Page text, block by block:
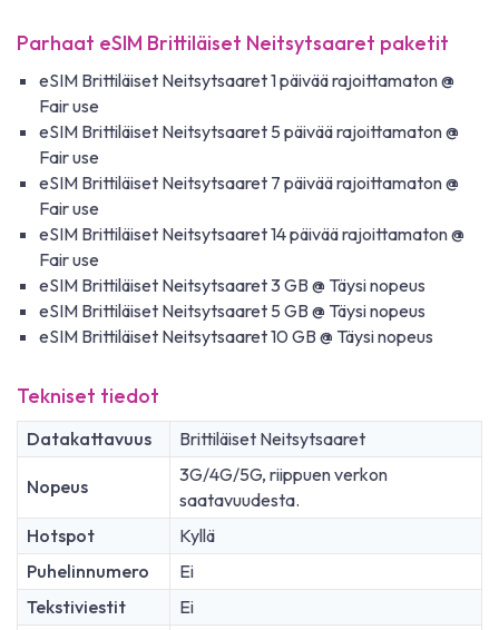
Parhaat eSIM Brittiläiset Neitsytsaaret paketit
eSIM Brittiläiset Neitsytsaaret 1 päivää rajoittamaton @
Fair use
eSIM Brittiläiset Neitsytsaaret 5 päivää rajoittamaton @
Fair use
eSIM Brittiläiset Neitsytsaaret 7 päivää rajoittamaton @
Fair use
eSIM Brittiläiset Neitsytsaaret 14 päivää rajoittamaton @
Fair use
eSIM Brittiläiset Neitsytsaaret 3 GB @ Täysi nopeus
eSIM Brittiläiset Neitsytsaaret 5 GB @ Täysi nopeus
eSIM Brittiläiset Neitsytsaaret 10 GB @ Täysi nopeus
Tekniset tiedot
Datakattavuus Brittiläiset Neitsytsaaret
Nopeus
3G/4G/5G, riippuen verkon
saatavuudesta.
Hotspot
Kyllä
Puhelinnumero
Ei
Tekstiviestit
Ei